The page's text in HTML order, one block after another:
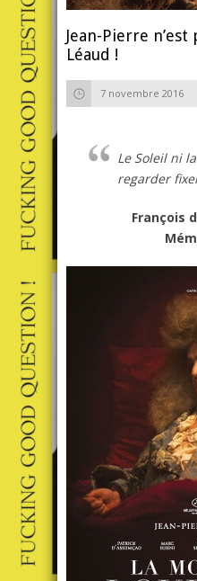
Jean-Pierre
Léaud !
7 novembre 2016
Le Soleil ni
regarder
François